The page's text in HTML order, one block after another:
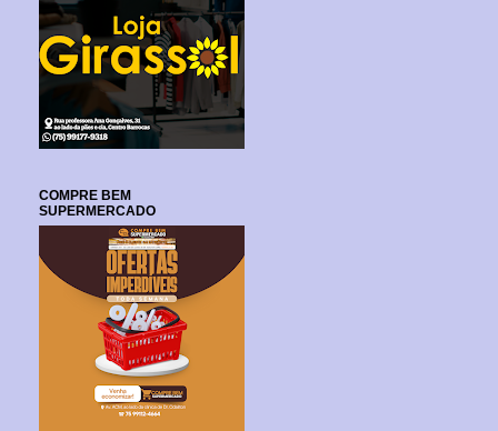
COMPRE BEM
SUPERMERCADO